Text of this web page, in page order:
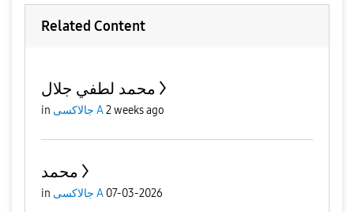
Related Content
محمد لطفي جلال
in جالاكسى A2 weeks ago
محمد
in جالاكسى A 07-03-2026